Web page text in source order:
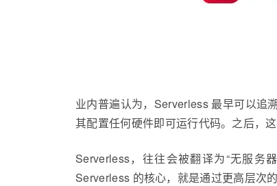
业内普遍认为，Serverless 最早可以追
其配置任何硬件即可运行代码。之后，
Serverless，往往会被翻译为“无服务
Serverless 的核心，就是通过更高层次